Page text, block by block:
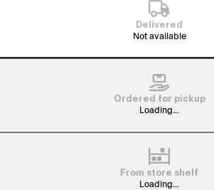
Delivered
Not available
Ordered for pickup
Loading...
From store shelf
Loading...